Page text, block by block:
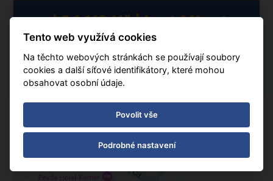
od 36 113 Kč | Last Minute
dospělí 2, dítě 0, pokoje 1, Ø cena za osobu
SPOČÍTAT CENU
Tento web využívá cookies
Na těchto webových stránkách se používají soubory
cookies a další síťové identifikátory, které mohou
obsahovat osobní údaje.
Povolit vše
Podrobné nastavení